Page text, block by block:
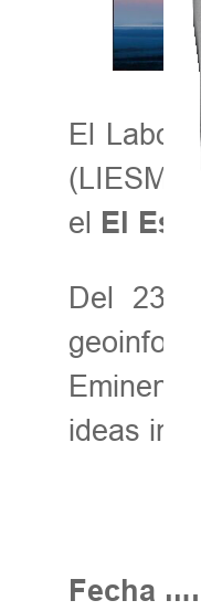
El
el El
Del 23
ideas
Fecha